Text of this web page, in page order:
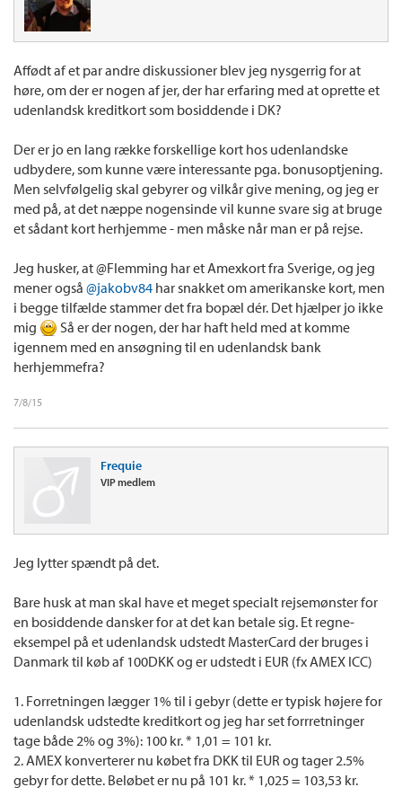
Affødt af et par andre diskussioner blev jeg nysgerrig for at
høre, om der er nogen af jer, der har erfaring med at oprette et
udenlandsk kreditkort som bosiddende i DK?
Der er jo en lang række forskellige kort hos udenlandske
udbydere, som kunne være interessante pga. bonusoptjening.
Men selvfølgelig skal gebyrer og vilkår give mening, og jeg er
med på, at det næppe nogensinde vil kunne svare sig at bruge
et sådant kort herhjemme - men måske når man er på rejse.
Jeg husker, at @Flemming har et Amexkort fra Sverige, og jeg
mener også @jakobv84 har snakket om amerikanske kort, men
i begge tilfælde stammer det fra bopæl dér. Det hjælper jo ikke
mig
Så er der nogen, der har haft held med at komme
igennem med en ansøgning til en udenlandsk bank
herhjemmefra?
7/8/15
Frequie
VIP medlem
Jeg lytter spændt på det.
Bare husk at man skal have et meget specialt rejsemønster for
en bosiddende dansker for at det kan betale sig. Et regne-
eksempel på et udenlandsk udstedt MasterCard der bruges i
Danmark til køb af 100DKK og er udstedt i EUR (fx AMEX ICC)
1. Forretningen lægger 1% til i gebyr (dette er typisk højere for
udenlandsk udstedte kreditkort og jeg har set forrretninger
tage både 2% og 3%): 100 kr. * 1,01 = 101 kr.
2. AMEX konverterer nu købet fra DKK til EUR og tager 2.5%
gebyr for dette. Beløbet er nu på 101 kr. * 1,025 = 103,53 kr.